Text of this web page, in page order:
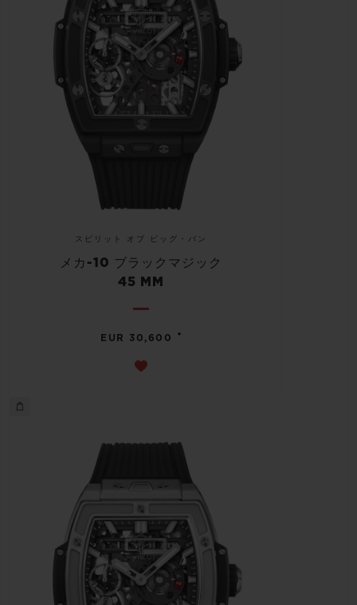
スピリット オブ ビッグ・バン
メカ-10 ブラックマジック
45 MM
EUR 30,600 •